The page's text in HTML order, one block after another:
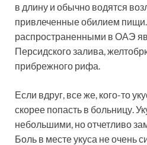
в длину и обычно водятся
привлеченные обилием
распространенными в ОАЭ
Персидского залива,
прибрежного рифа.
Если вдруг, все же, кого-то
скорее попасть в больницу.
небольшими, но отчетливо
Боль в месте укуса не очень